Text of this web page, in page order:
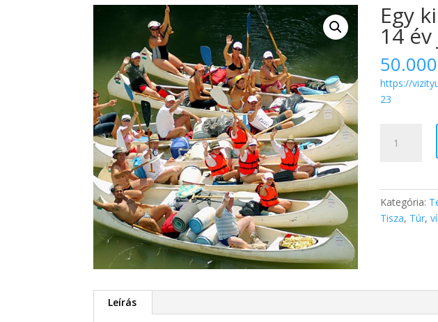
Egy
14 év
50.000
https://
23
Tisza
ÉTKEZÉSSEL
Kategória:
Tisza, Túr,
Leírás